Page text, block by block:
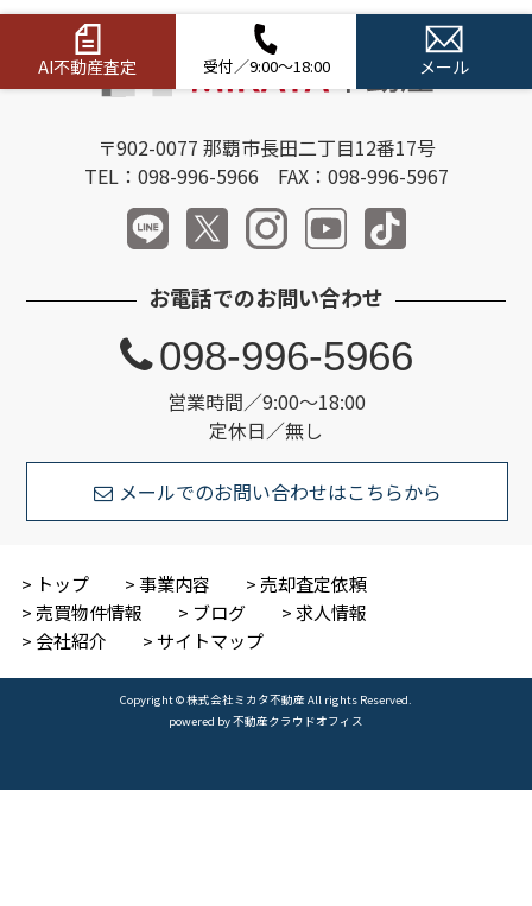
AI不動産査定 受付／9:00～18:00 メール
〒902-0077 那覇市長田二丁目12番17号
TEL：098-996-5966 FAX：098-996-5967
お電話でのお問い合わせ
営業時間／9:00～18:00
定休日／無し
098-996-5966
メールでのお問い合わせはこちらから
トップ 事業内容
売却査定依頼
売買物件情報
ブログ
求人情報
会社紹介
サイトマップ
Copyright © 株式会社ミカタ不動産 All rights Reserved.
powered by 不動産クラウドオフィス